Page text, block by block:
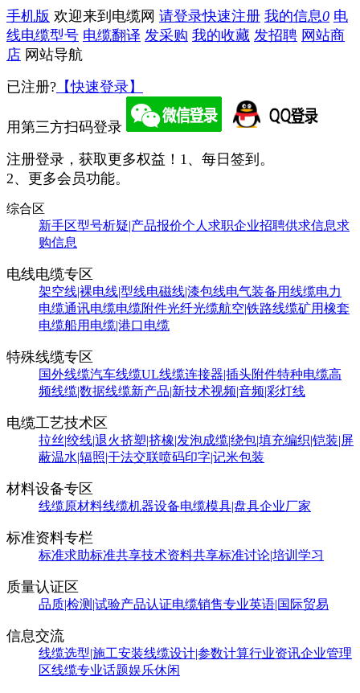
手机版 欢迎来到电缆网 请登录快速注册 我的信息0 电
线电缆型号 电缆翻译 发采购 我的收藏 发招聘 网站商
店 网站导航
已注册? 【快速登录】
用第三方扫码登录
注册登录，获取更多权益！ 1、每日签到。
2、更多会员功能。
综合区
新手区型号析疑|产品报价个人求职企业招聘供求信息求
购信息
电线电缆专区
架空线|裸电线|型线电磁线|漆包线电气装备用线缆电力
电缆通讯电缆电缆附件光纤光缆航空|铁路线缆矿用橡套
电缆船用电缆|港口电缆
特殊线缆专区
国外线缆汽车线缆UL线缆连接器|插头附件特种电缆高
频线缆|数据线缆新产品|新技术视频|音频|彩灯线
电缆工艺技术区
拉丝|绞线|退火挤塑|挤橡|发泡成缆|绕包|填充编织|铠装|屏
蔽温水|辐照|干法交联喷码印字|记米包装
材料设备专区
线缆原材料线缆机器设备电缆模具|盘具企业厂家
标准资料专栏
标准求助标准共享技术资料共享标准讨论|培训学习
质量认证区
品质|检测|试验产品认证电缆销售专业英语|国际贸易
信息交流
线缆选型|施工安装线缆设计|参数计算行业资讯企业管理
区线缆专业话题娱乐休闲